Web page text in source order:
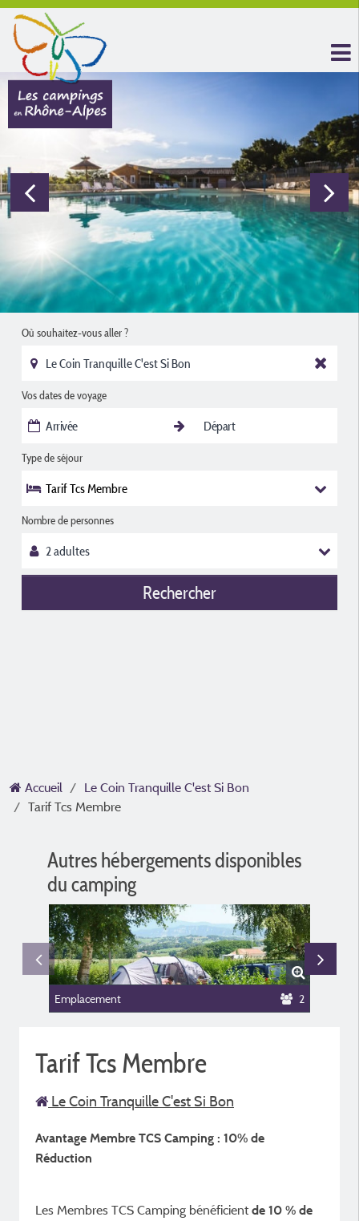
Où souhaitez-vous aller ?
Vos dates de voyage
Type de séjour
Tarif Tcs Membre
Nombre de personnes
Rechercher
Accueil
Le Coin Tranquille C'est Si Bon
Tarif Tcs Membre
Autres hébergements disponibles
du camping
Emplacement 2
Tarif Tcs Membre
Le Coin Tranquille C'est Si Bon
Avantage Membre TCS Camping : 10% de
Réduction
Les Membres TCS Camping bénéficientde 10 % de